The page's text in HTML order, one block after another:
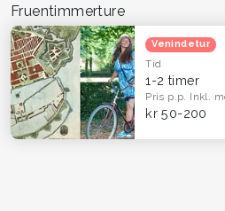
Fruentimmerture
Venindetur
Tid
1-2 timer
Pris p.p. Inkl.
kr 50-200